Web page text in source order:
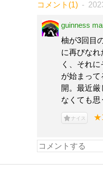
コメント(1)
guinness
柚が3回目
に再びなれ
く、それ
が始まって
開。最近
なくても思
ナイス